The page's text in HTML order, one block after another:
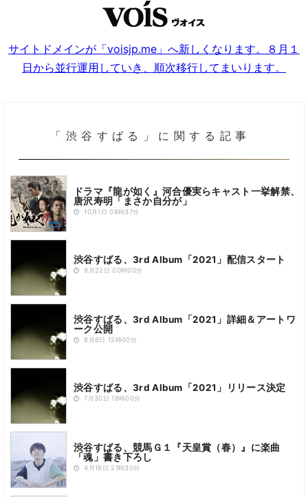
サイトドメインが「voisjp.me」へ新しくなります。８月１
日から並行運用していき、順次移行してまいります。
「渋谷すばる」に関する記事
ドラマ『龍が如く』河合優実らキャスト一挙解禁、
唐沢寿明「まさか自分が」
10月1日 08時37分
渋谷すばる、3rd Album「2021」配信スタート
9月22日 00時00分
渋谷すばる、3rd Album「2021」詳細＆アートワ
ーク公開
8月6日 12時00分
渋谷すばる、3rd Album「2021」リリース決定
7月30日 18時00分
渋谷すばる、競馬Ｇ１『天皇賞（春）』に楽曲
「魂」書き下ろし
4月19日 21時30分